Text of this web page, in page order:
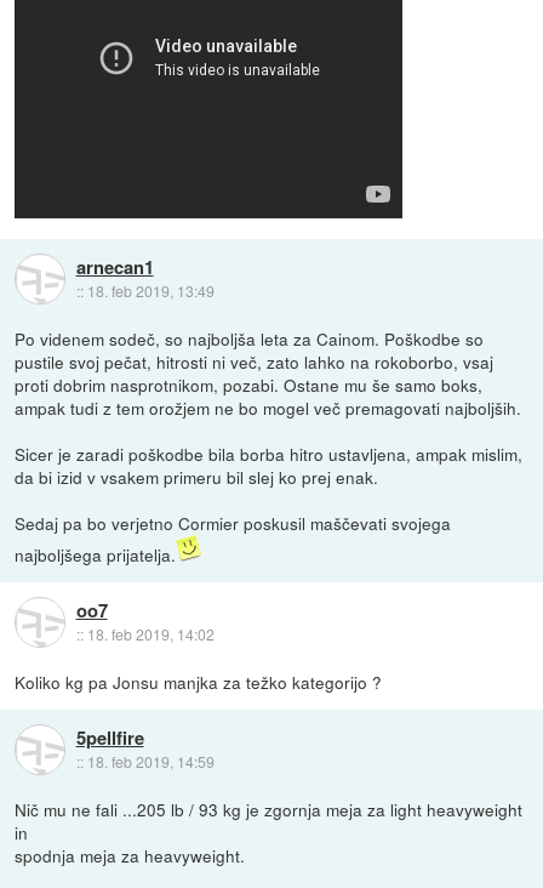
arnecan1
:: 18. feb 2019, 13:49
Po videnem sodeč, so najboljša leta za Cainom. Poškodbe so
pustile svoj pečat, hitrosti ni več, zato lahko na rokoborbo, vsaj
proti dobrim nasprotnikom, pozabi. Ostane mu še samo boks,
ampak tudi z tem orožjem ne bo mogel več premagovati najboljših.
Sicer je zaradi poškodbe bila borba hitro ustavljena, ampak mislim,
da bi izid v vsakem primeru bil slej ko prej enak.
Sedaj pa bo verjetno Cormier poskusil maščevati svojega
najboljšega prijatelja.
oo7
:: 18. feb 2019, 14:02
Koliko kg pa Jonsu manjka za težko kategorijo ?
5pellfire
:: 18. feb 2019, 14:59
Nič mu ne fali ...205 lb / 93 kg je zgornja meja za light heavyweight
in
spodnja meja za heavyweight.